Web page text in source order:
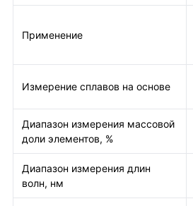
Применение
Измерение сплавов на основе
Диапазон измерения массовой
доли элементов, %
Диапазон измерения длин
волн, нм